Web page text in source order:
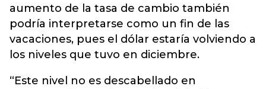
aumento de la tasa de cambio también
podría interpretarse como un fin de las
vacaciones, pues el dólar estaría volviendo a
los niveles que tuvo en diciembre.
“Este nivel no es descabellado en